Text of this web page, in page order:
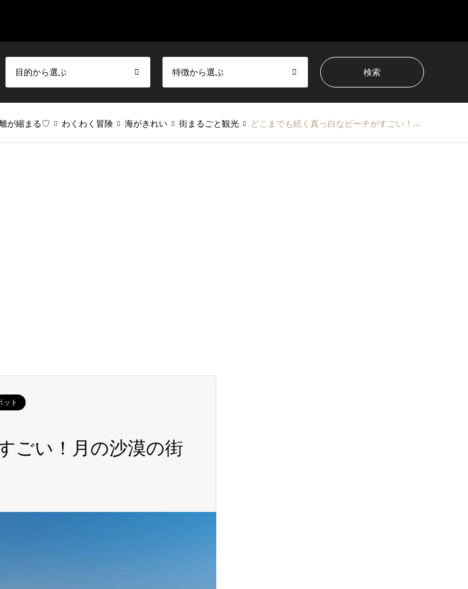
目的から選ぶ 特徴から選ぶ
が縮まる♡ わくわく冒険 海がきれい 街まるごと観光 どこまでも続く真っ白なビーチがすごい！月の沙漠の街御宿をのんびり楽しもう♪
ット
ごい！月の沙漠の街